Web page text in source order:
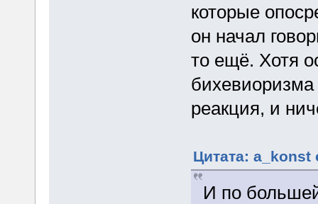
которые
он начал
то ещё. Хотя
реакция, и
Цитата: a_konst
И по